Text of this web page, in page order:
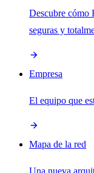
Descubre cómo
seguras y
Empresa
El equipo que
Mapa de la red
Una nueva